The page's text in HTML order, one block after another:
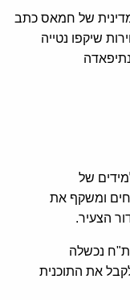
של חמאס כתב
שיקפו נטייה
של
ומשקף את
הצעיר.
נכשלה
את התוכנית